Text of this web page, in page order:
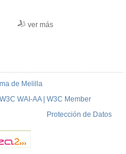
ver más
de Melilla
WAI-AA | W3C Member
Protección de Datos